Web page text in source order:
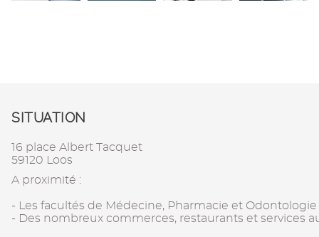
SITUATION
16 place Albert Tacquet
59120 Loos
A proximité :
- Les facultés de Médecine, Pharmacie et
- Des nombreux commerces, restaurants et services